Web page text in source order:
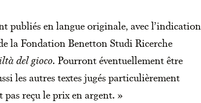
publiés en langue originale, avec l’indication
la Fondation Benetton Studi Ricerche
del gioco. Pourront éventuellement être
les autres textes jugés particulièrement
pas reçu le prix en argent. »